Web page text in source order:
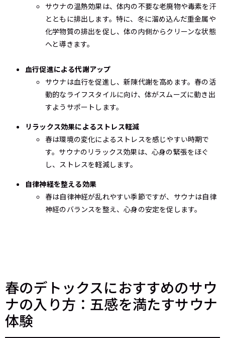
サウナの温熱効果は、体内の不要な老廃物や毒素を汗
とともに排出します。特に、冬に溜め込んだ重金属や
化学物質の排出を促し、体の内側からクリーンな状態
へと導きます。
血行促進による代謝アップ
サウナは血行を促進し、新陳代謝を高めます。春の活
動的なライフスタイルに向け、体がスムーズに動き出
すようサポートします。
リラックス効果によるストレス軽減
春は環境の変化によるストレスを感じやすい時期で
す。サウナのリラックス効果は、心身の緊張をほぐ
し、ストレスを軽減します。
自律神経を整える効果
春は自律神経が乱れやすい季節ですが、サウナは自律
神経のバランスを整え、心身の安定を促します。
春のデトックスにおすすめのサウ
ナの入り方：五感を満たすサウナ
体験